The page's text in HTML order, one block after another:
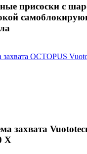
присоски с
захвата
X